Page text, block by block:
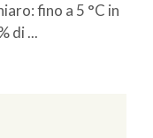
fino a 5 °C in
di ...